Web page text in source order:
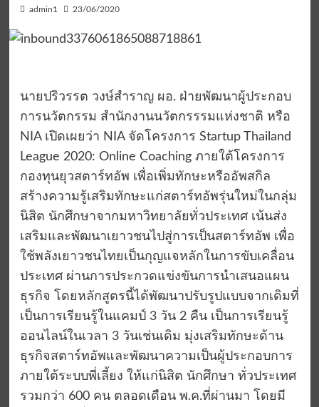
admin1 23/06/2020
นายปริวรรต วงษ์สำราญ ผอ. ฝ่ายพัฒนาผู้ประกอบ
การนวัตกรรม สำนักงานนวัตกรรรมแห่งชาติ หรือ
NIA เปิดเผยว่า NIA จัดโครงการ Startup Thailand
League 2020: Online Coaching ภายใต้โครงการ
กองทุนยุวสตาร์ทอัพ เพื่อเพิ่มทักษะหรืออัพสกิล
สร้างความรู้เสริมทักษะแก่สตาร์ทอัพรุ่นใหม่ในกลุ่ม
นิสิต นักศึกษาจากมหาวิทยาลัยทั่วประเทศ เน้นส่ง
เสริมและพัฒนาเยาวชนไปสู่การเป็นสตาร์ทอัพ เพื่อ
ใช้พลังเยาวชนไทยเป็นกุญแจหลักในการขับเคลื่อน
ประเทศ ผ่านการประกวดแข่งขันการนำเสนอแผน
ธุรกิจ โดยหลักสูตรนี้ได้พัฒนาปรับรูปแบบจากเดิมที่
เป็นการเรียนรู้ในแคมป์ 3 วัน 2 คืน เป็นการเรียนรู้
ออนไลน์ในเวลา 3 วันเช่นเดิม มุ่งเสริมทักษะด้าน
ธุรกิจสตาร์ทอัพและพัฒนาความเป็นผู้ประกอบการ
ภายใต้ระบบพี่เลี้ยง ให้แก่นิสิต นักศึกษา ทั่วประเทศ
รวมกว่า 600 คน ตลอดเดือน พ.ค.ที่ผ่านมา โดยมี